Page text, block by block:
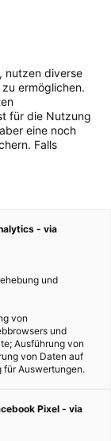
, nutzen diverse
ermöglichen.
für die Nutzung
eine noch
Falls
- via
und
von
und
Ausführung von
von Daten auf
für Auswertungen.
Pixel - via